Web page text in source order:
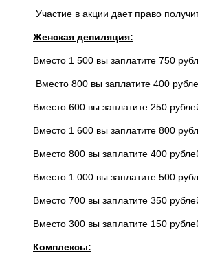
Участие в акции дает право
Женская депиляция:
Вместо 1 500 вы заплатите 750
Вместо 800 вы заплатите 400
Вместо 600 вы заплатите 250
Вместо 1 600 вы заплатите 800
Вместо 800 вы заплатите 400
Вместо 1 000 вы заплатите 500
Вместо 700 вы заплатите 350
Вместо 300 вы заплатите 150
Комплексы: